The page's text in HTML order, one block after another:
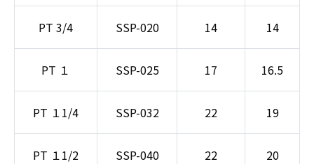
PT 3/4 SSP-020 14 14
PT １ SSP-025 17 16.5
PT １1/4 SSP-032 22 19
PT １1/2 SSP-040 22 20